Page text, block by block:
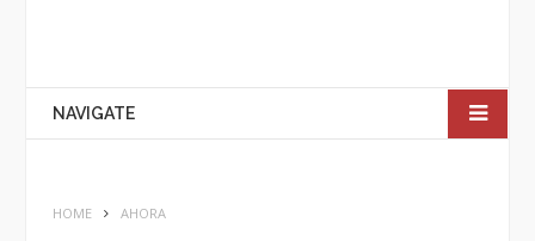
NAVIGATE
HOME AHORA